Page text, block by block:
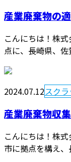
産業廃棄物の
こんにちは！株
点に、長崎県、
2024.07.12スク
産業廃棄物収
こんにちは！株
市に拠点を構え